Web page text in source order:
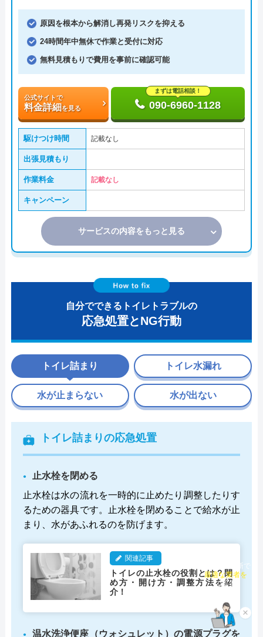
原因を根本から解消し再発リスクを抑える
24時間年中無休で作業と受付に対応
無料見積もりで費用を事前に確認可能
公式サイトで
料金詳細を見る
まずは電話相談！
090-6960-1128
駆けつけ時間 記載なし
出張見積もり
作業料金 記載なし
キャンペーン
サービスの内容をもっと見る
自分でできるトイレトラブルの
応急処置とNG行動
トイレ詰まり
トイレ詰まりの応急処置
止水栓を閉める
止水栓は水の流れを一時的に止めたり調整したりす
るための器具です。止水栓を閉めることで給水が止
まり、水があふれるのを防げます。
関連記事
トイレの止水栓の役割とは？閉
め方・開け方・調整方法を紹
介！
温水洗浄便座（ウォシュレット）の電源プラグを
トイレ水漏れ
水が止まらない 水が出ない
×
チャット診断で
最適な業者を
ご提案